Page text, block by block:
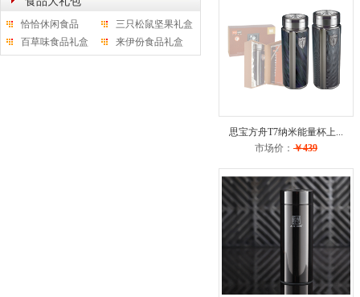
恰恰休闲食品
三只松鼠坚果礼盒
百草味食品礼盒
来伊份食品礼盒
思宝方舟T7纳米能量杯上...
市场价： ￥439